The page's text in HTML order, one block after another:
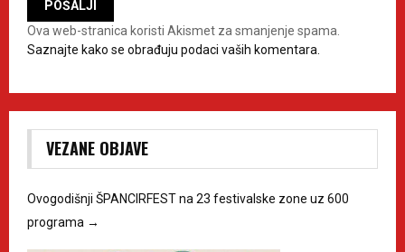
Ova web-stranica koristi Akismet za smanjenje spama.
Saznajte kako se obrađuju podaci vaših komentara.
VEZANE OBJAVE
Ovogodišnji ŠPANCIRFEST na 23 festivalske zone uz 600
programa →